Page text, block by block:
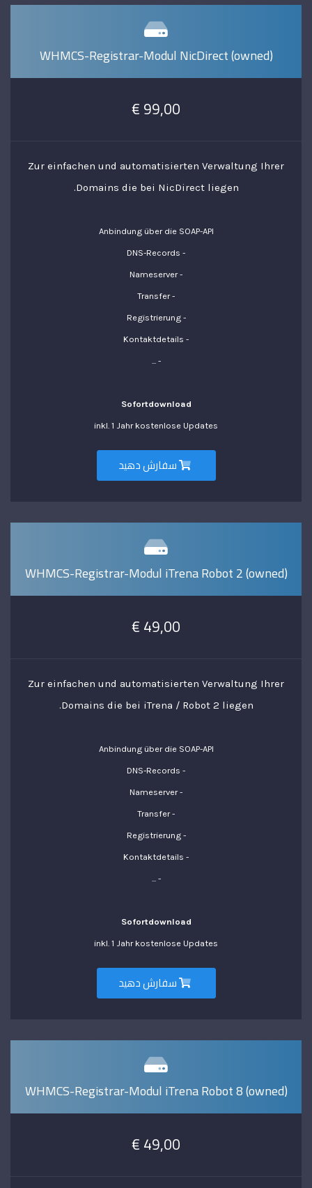
WHMCS-Registrar-Modul NicDirect (owned)
99,00 €
Zur einfachen und automatisierten Verwaltung Ihrer
Domains die bei NicDirect liegen.
Anbindung über die SOAP-API
- DNS-Records
- Nameserver
- Transfer
- Registrierung
- Kontaktdetails
- ...
Sofortdownload
inkl. 1 Jahr kostenlose Updates
سفارش دهید
WHMCS-Registrar-Modul iTrena Robot 2 (owned)
49,00 €
Zur einfachen und automatisierten Verwaltung Ihrer
Domains die bei iTrena / Robot 2 liegen.
Anbindung über die SOAP-API
- DNS-Records
- Nameserver
- Transfer
- Registrierung
- Kontaktdetails
- ...
Sofortdownload
inkl. 1 Jahr kostenlose Updates
سفارش دهید
WHMCS-Registrar-Modul iTrena Robot 8 (owned)
49,00 €